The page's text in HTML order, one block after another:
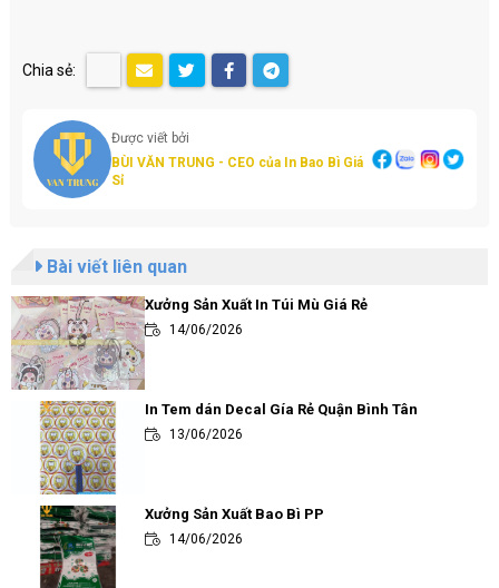
Chia sẻ:
Được viết bởi
BÙI VĂN TRUNG - CEO của In Bao Bì Giá
Sỉ
Bài viết liên quan
Xưởng Sản Xuất In Túi Mù Giá Rẻ
14/06/2026
In Tem dán Decal Gía Rẻ Quận Bình Tân
13/06/2026
Xưởng Sản Xuất Bao Bì PP
14/06/2026